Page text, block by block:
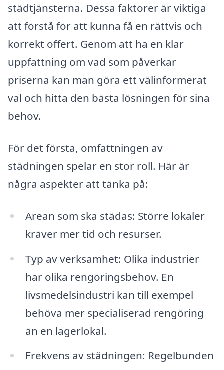
städtjänsterna. Dessa faktorer är viktiga
att förstå för att kunna få en rättvis och
korrekt offert. Genom att ha en klar
uppfattning om vad som påverkar
priserna kan man göra ett välinformerat
val och hitta den bästa lösningen för sina
behov.
För det första, omfattningen av
städningen spelar en stor roll. Här är
några aspekter att tänka på:
Arean som ska städas: Större lokaler
kräver mer tid och resurser.
Typ av verksamhet: Olika industrier
har olika rengöringsbehov. En
livsmedelsindustri kan till exempel
behöva mer specialiserad rengöring
än en lagerlokal.
Frekvens av städningen: Regelbunden